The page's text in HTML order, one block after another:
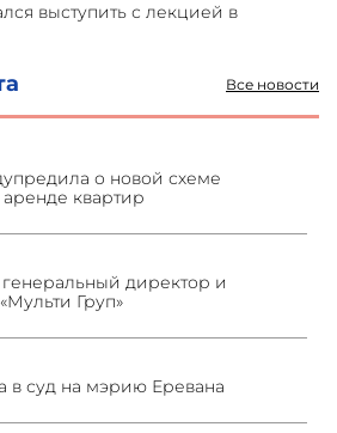
Все новости
о новой схеме
квартир
директор и
Груп»
в суд на мэрию Еревана
выступить с лекцией в
– детали визита главы
огня